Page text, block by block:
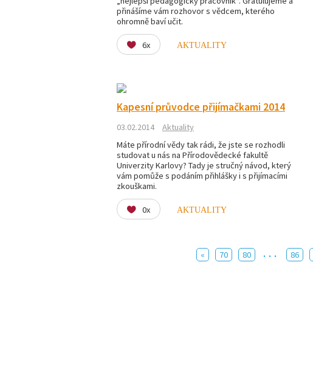
přinášíme vám rozhovor s vědcem, kterého
ohromně baví učit.
6x AKTUALITY
Kapesní průvodce přijímačkami 2014
03.02.2014
Aktuality
Máte přírodní vědy tak rádi, že jste se rozhodli
studovat u nás na Přírodovědecké fakultě
Univerzity Karlovy? Tady je stručný návod, který
vám pomůže s podáním přihlášky i s přijímacími
zkouškami.
0x AKTUALITY
« 70 80 ... 86